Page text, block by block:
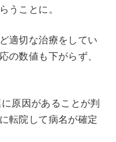
うことに。
適切な治療をしてい
の数値も下がらず、
原因があることが判
転院して病名が確定